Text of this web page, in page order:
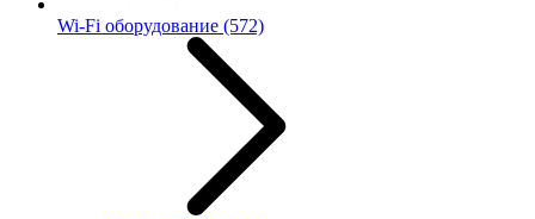
Wi-Fi оборудование (572)